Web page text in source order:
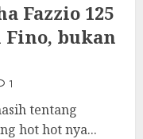
Fazzio 125
bukan
1
tentang
hot hot nya...